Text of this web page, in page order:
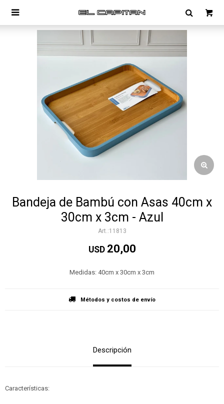

Bandeja de Bambú con Asas 40cm x
30cm x 3cm - Azul
11813
USD 20,00
Medidas: 40cm x 30cm x 3cm
Métodos y costos de envío
Descripción
Características: